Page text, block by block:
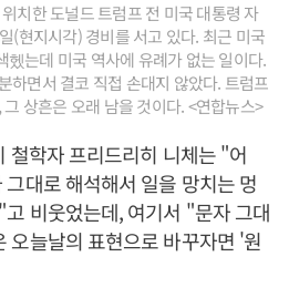
치한 도널드 트럼프 전 미국 대통령 자
(현지시각) 경비를 서고 있다. 최근 미국
헸는데 미국 역사에 유례가 없는 일이다.
하면서 결코 직접 손대지 않았다. 트럼프
상흔은 오래 남을 것이다. <연합뉴스>
철학자 프리드리히 니체는 "어
대로 해석해서 일을 망치는 멍
비웃었는데, 여기서 "문자 그대
오늘날의 표현으로 바꾸자면 '원